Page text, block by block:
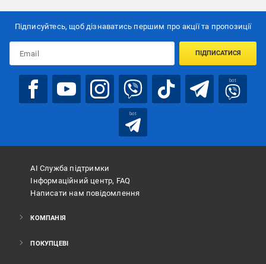
Підписуйтесь, щоб дізнаватись першим про акції та пропозиції
ПІДПИСАТИСЯ
bot
bot
АІ Служба підтримки
Інформаційний центр, FAQ
Написати нам повідомлення
КОМПАНІЯ
ПОКУПЦЕВІ